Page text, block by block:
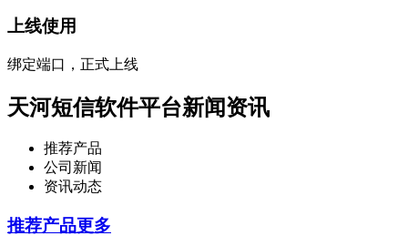
上线使用
绑定端口，正式上线
天河短信软件平台新闻资讯
推荐产品
公司新闻
资讯动态
推荐产品更多